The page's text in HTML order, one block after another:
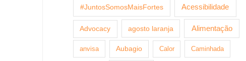
#JuntosSomosMaisFortes Acessibilidade
Advocacy agosto laranja Alimentação
anvisa Aubagio Calor Caminhada